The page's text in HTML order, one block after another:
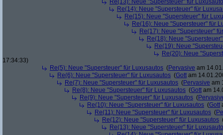
Re(13): Neue "Supersteuer" für
Re(14): Neue "Supersteuer" für
Re(15): Neue "Supersteuer" für
Re(16): Neue "Supersteuer" für
Re(17): Neue "Supersteuer"
Re(18): Neue
Re(19): Neue
Re(20): Neue
17:34:33)
Re(5): Neue "Supersteuer" für Luxusautos (Pervasive am
Re(6): Neue "Supersteuer" für Luxusautos (Gott am
Re(7): Neue "Supersteuer" für Luxusautos (Pervasive am
Re(8): Neue "Supersteuer" für Luxusautos (Gott am
Re(9): Neue "Supersteuer" für Luxusautos (
Re(10): Neue "Supersteuer" für Luxusautos (Gott
Re(11): Neue "Supersteuer" für Luxusautos (
Re(12): Neue "Supersteuer" für Luxusautos
Re(13): Neue "Supersteuer" für